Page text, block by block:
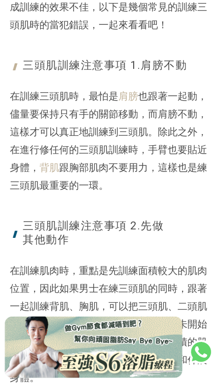
成訓練的效果不佳，以下是幾個常見的訓練三
頭肌時的當犯錯誤，一起來看看吧！
三頭肌訓練注意事項 1. 肩膀不動
在訓練三頭肌時，最怕是肩膀也跟著一起動，
儘量要保持只有手的關節移動，而肩膀不動，
這樣才可以真正地訓練到三頭肌。除此之外，
在進行修任何的三頭肌訓練時，手臂也要貼近
身體， 背肌跟胸部肌肉不要用力，這樣也是練
三頭肌最重要的一環。
三頭肌訓練注意事項 2.先做
其他動作
在訓練肌肉時，重點是先訓練面積較大的肌肉
位置，因此如果男士在練三頭肌的同時，跟著
一起訓練背肌、胸肌，可以把三頭肌、二頭肌
的訓練放在收尾，這樣三頭肌才不會還未開始
練就已經疲勞了。而三頭肌是作為小面積的肌
肉，可以放在肌肉訓練最後，用作收尾和仲展
身體。